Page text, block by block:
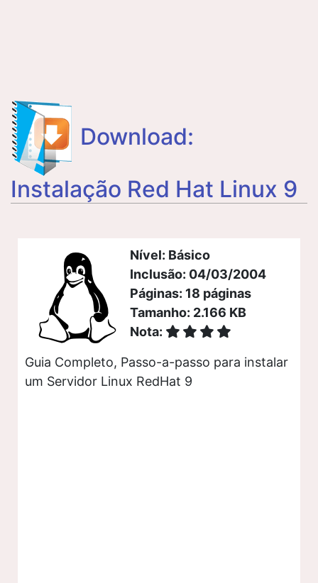
Download:
Instalação Red Hat Linux 9
Nível: Básico
Inclusão: 04/03/2004
Páginas: 18 páginas
Tamanho: 2.166 KB
Nota:
Guia Completo, Passo-a-passo para instalar
um Servidor Linux RedHat 9